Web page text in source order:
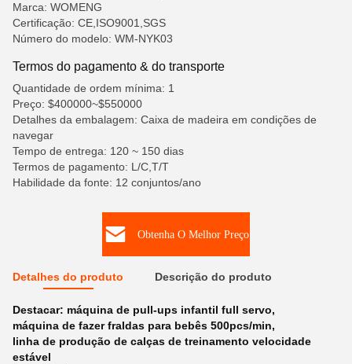
Marca: WOMENG
Certificação: CE,ISO9001,SGS
Número do modelo: WM-NYK03
Termos do pagamento & do transporte
Quantidade de ordem mínima: 1
Preço: $400000~$550000
Detalhes da embalagem: Caixa de madeira em condições de
navegar
Tempo de entrega: 120 ~ 150 dias
Termos de pagamento: L/C,T/T
Habilidade da fonte: 12 conjuntos/ano
Obtenha O Melhor Preço
Detalhes do produto Descrição do produto
Destacar: máquina de pull-ups infantil full servo,
máquina de fazer fraldas para bebês 500pcs/min,
linha de produção de calças de treinamento velocidade
estável